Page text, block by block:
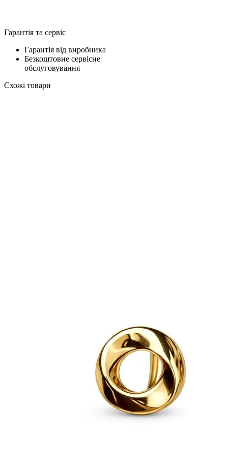
Гарантія та сервіс
Гарантія від виробника
Безкоштовне сервісне
обслуговування
Схожі товари